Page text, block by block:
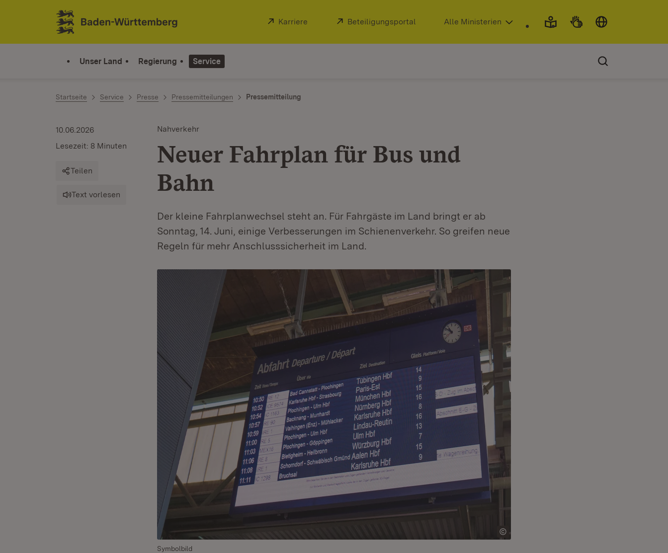
Zum Inhalt springen
Link zur Startseite
Extern:
Karriere (Öffnet in neuem Fenster)
Extern:
Beteiligungsportal (Öffnet in neuem Fenster)
Alle Ministerien
Unser Land Regierung Service
Startseite Service Presse Pressemitteilungen Pressemitteilung
Nahverkehr
Neuer Fahrplan für Bus und
Bahn
Der kleine Fahrplanwechsel steht an. Für Fahrgäste im Land bringt er ab
Sonntag, 14. Juni, einige Verbesserungen im Schienenverkehr. So greifen neue
Regeln für mehr Anschlusssicherheit im Land.
10.06.2026
Lesezeit: 8 Minuten
Teilen
Text vorlesen
Symbolbild